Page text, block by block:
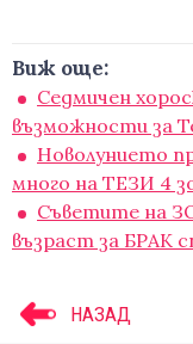
Виж още:
Седмичен
възможности за
Новолунието
много на ТЕЗИ 4
Съветите на
възраст за БРАК
НАЗАД